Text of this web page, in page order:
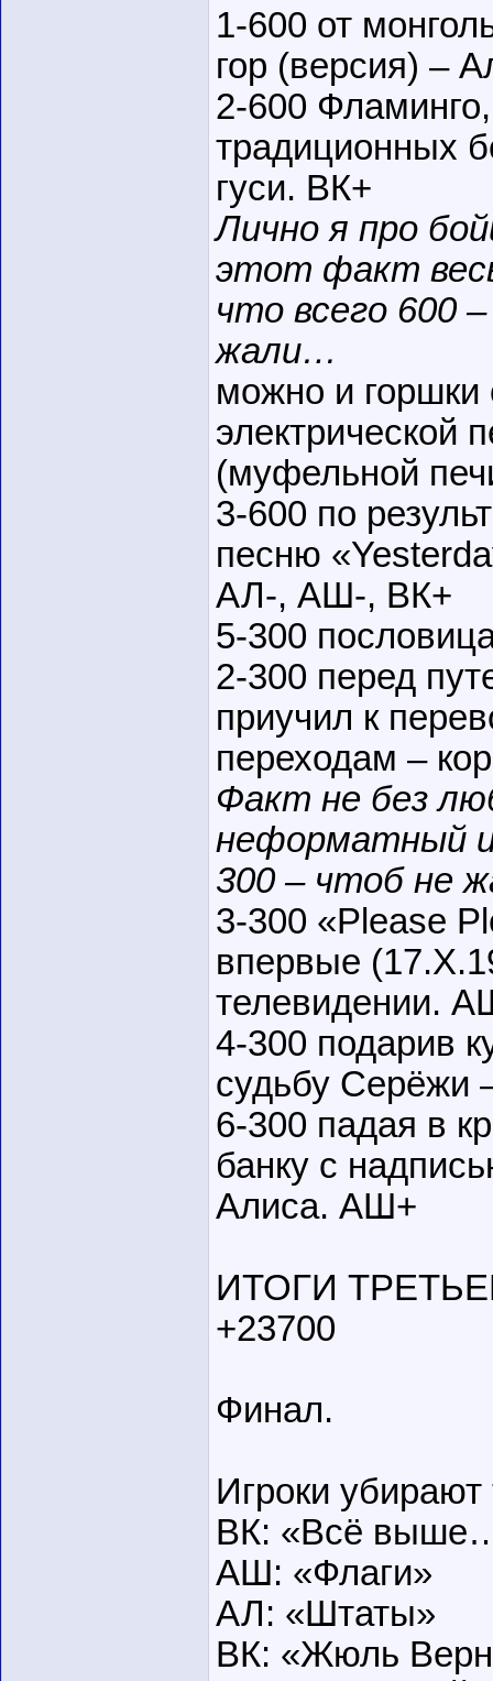
1-600 от
гор (версия) –
2-600
традиционных
гуси. ВК+
Лично я про
этот факт
что всего 600
жали…
можно и горшки
электрической
(муфельной
3-600 по
песню
АЛ-, АШ-, ВК+
5-300
2-300 перед
приучил к
переходам –
Факт не без
неформатный
300 – чтоб не
3-300 «Please
впервые
телевидении.
4-300 подарив
судьбу Серёжи
6-300 падая в
банку с
Алиса. АШ+
ИТОГИ
+23700
Финал.
Игроки
ВК: «Всё
АШ: «Флаги»
АЛ: «Штаты»
ВК: «Жюль